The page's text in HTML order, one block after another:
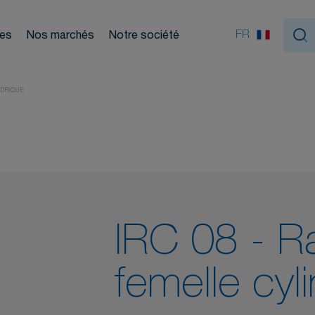
Nos marchés Notre société FR
IRC 08 -
femelle